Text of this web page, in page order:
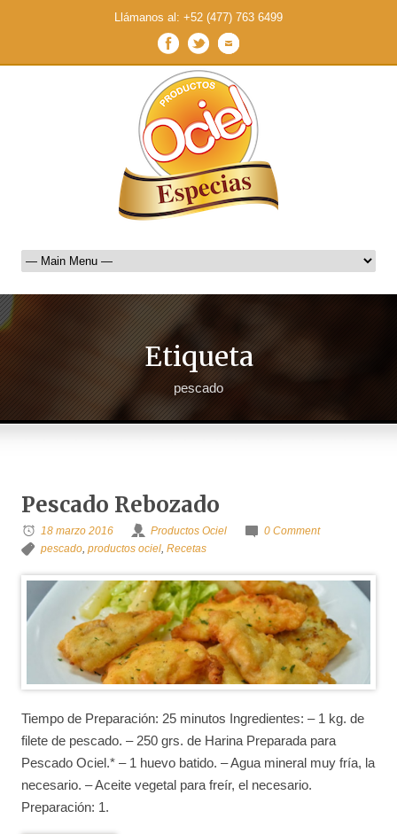
Llámanos al: +52 (477) 763 6499
Etiqueta
pescado
Pescado Rebozado
18 marzo 2016 Productos Ociel
0 Comment
pescado, productos ociel, Recetas
Tiempo de Preparación: 25 minutos Ingredientes: – 1 kg. de
filete de pescado. – 250 grs. de Harina Preparada para
Pescado Ociel.* – 1 huevo batido. – Agua mineral muy fría, la
necesario. – Aceite vegetal para freír, el necesario.
Preparación: 1.